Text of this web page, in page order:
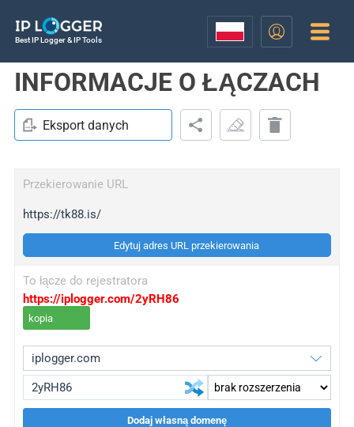
Best IP Logger & IP Tools
INFORMACJE O ŁĄCZACH
Eksport danych
Przekierowanie URL
https://tk88.is/
Edytuj adres URL przekierowania
To łącze do rejestratora
https://iplogger.com/2yRH86
kopia
Dodaj własną domenę